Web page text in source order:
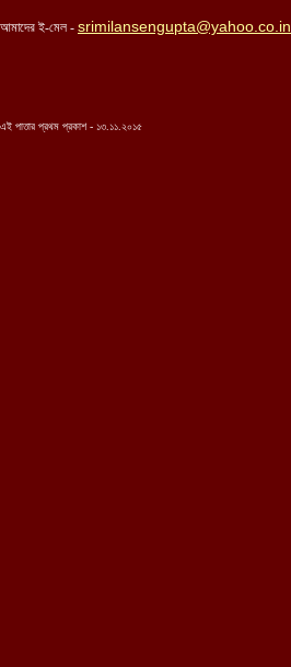
আমাদের ই-মেল - srimilansengupta@yahoo.co.in
এই পাতার প্রথম প্রকাশ - ১৩.১১.২০১৫